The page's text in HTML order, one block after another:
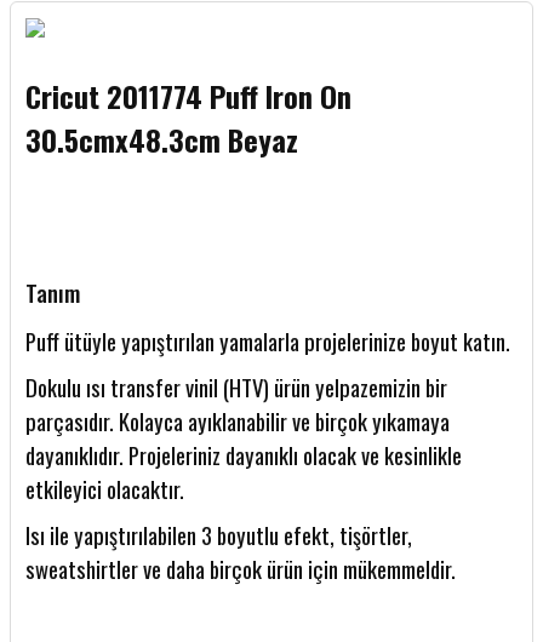
Cricut 2011774 Puff Iron On
30.5cmx48.3cm Beyaz
Tanım
Puff ütüyle yapıştırılan yamalarla projelerinize boyut katın.
Dokulu ısı transfer vinil (HTV) ürün yelpazemizin bir
parçasıdır. Kolayca ayıklanabilir ve birçok yıkamaya
dayanıklıdır. Projeleriniz dayanıklı olacak ve kesinlikle
etkileyici olacaktır.
Isı ile yapıştırılabilen 3 boyutlu efekt, tişörtler,
sweatshirtler ve daha birçok ürün için mükemmeldir.